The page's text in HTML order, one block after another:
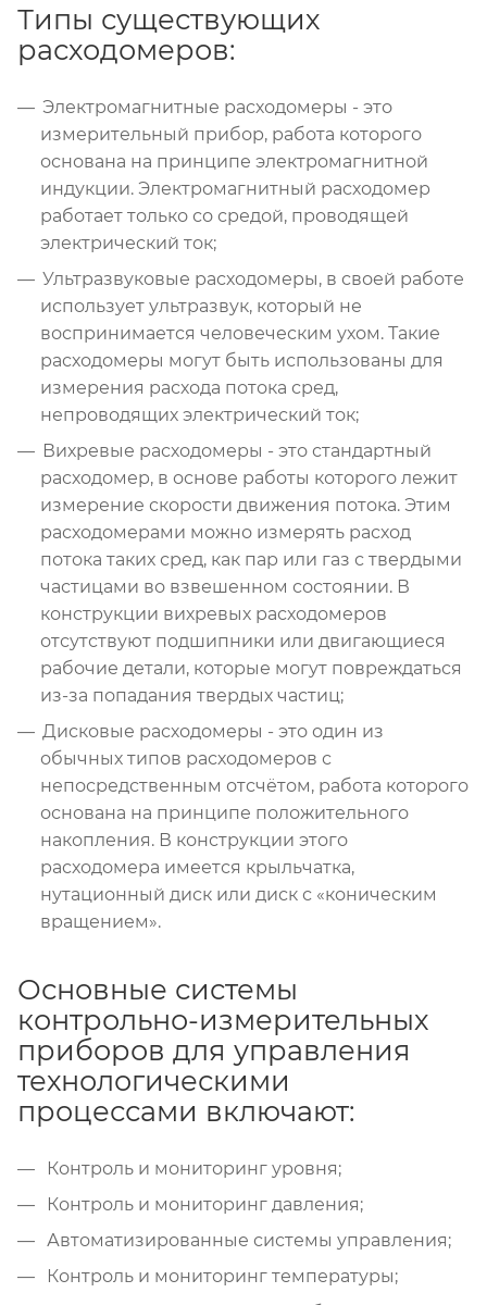
Типы существующих
расходомеров:
Электромагнитные расходомеры - это
измерительный прибор, работа которого
основана на принципе электромагнитной
индукции. Электромагнитный расходомер
работает только со средой, проводящей
электрический ток;
Ультразвуковые расходомеры, в своей работе
использует ультразвук, который не
воспринимается человеческим ухом. Такие
расходомеры могут быть использованы для
измерения расхода потока сред,
непроводящих электрический ток;
Вихревые расходомеры - это стандартный
расходомер, в основе работы которого лежит
измерение скорости движения потока. Этим
расходомерами можно измерять расход
потока таких сред, как пар или газ с твердыми
частицами во взвешенном состоянии. В
конструкции вихревых расходомеров
отсутствуют подшипники или двигающиеся
рабочие детали, которые могут повреждаться
из-за попадания твердых частиц;
Дисковые расходомеры - это один из
обычных типов расходомеров с
непосредственным отсчётом, работа которого
основана на принципе положительного
накопления. В конструкции этого
расходомера имеется крыльчатка,
нутационный диск или диск с «коническим
вращением».
Основные системы
контрольно-измерительных
приборов для управления
технологическими
процессами включают:
Контроль и мониторинг уровня;
Контроль и мониторинг давления;
Автоматизированные системы управления;
Контроль и мониторинг температуры;